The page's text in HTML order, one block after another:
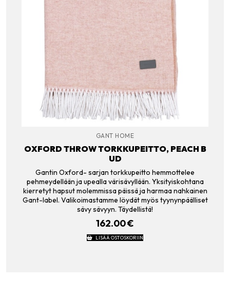
GANT HOME
OXFORD THROW TORKKUPEITTO, PEACH B
UD
Gantin Oxford- sarjan torkkupeitto hemmottelee
pehmeydellään ja upealla värisävyllään. Yksityiskohtana
kierretyt hapsut molemmissa päissä ja harmaa nahkainen
Gant-label. Valikoimastamme löydät myös tyynynpäälliset
sävy sävyyn. Täydellistä!
162.00€
LISÄÄ OSTOSKORIIN